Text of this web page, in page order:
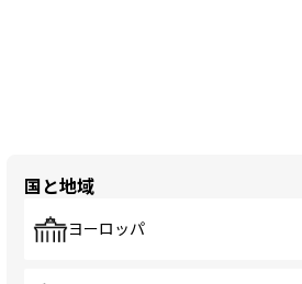
国と地域
ヨーロッパ